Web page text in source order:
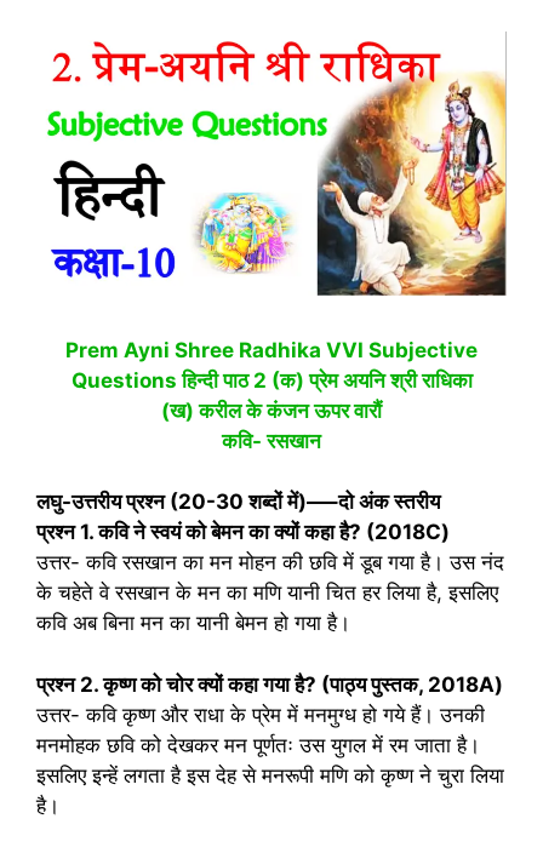
Prem Ayni Shree Radhika VVI Subjective
Questions हिन्‍दी पाठ 2 (क) प्रेम अयनि श्री राधिका
(ख) करील के कंजन ऊपर वारौं
कवि- रसखान
लघु-उत्तरीय प्रश्न (20-30 शब्दों में)—–दो अंक स्तरीय
प्रश्न1.कवि ने स्वयं को बेमन का क्यों कहा है? (2018C)
उत्तर- कवि रसखान का मन मोहन की छवि में डूब गया है। उस नंद
के चहेते वे रसखान के मन का मणि यानी चित हर लिया है, इसलिए
कवि अब बिना मन का यानी बेमन हो गया है।
प्रश्न 2.कृष्ण को चोर क्यों कहा गया है? (पाठ्य पुस्तक, 2018A)
उत्तर- कवि कृष्ण और राधा के प्रेम में मनमुग्ध हो गये हैं। उनकी
मनमोहक छवि को देखकर मन पूर्णतः उस युगल में रम जाता है।
इसलिए इन्हें लगता है इस देह से मनरूपी मणि को कृष्ण ने चुरा लिया
है।